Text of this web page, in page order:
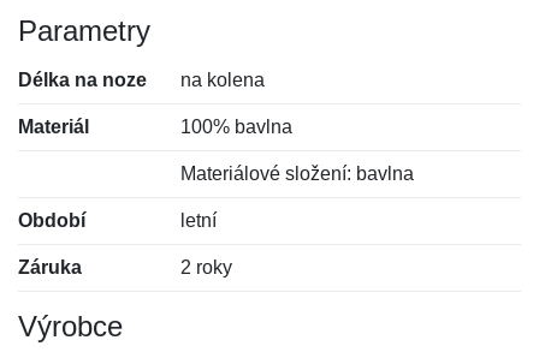
Parametry
Délka na noze na kolena
Materiál 100% bavlna
Materiálové složení: bavlna
Období letní
Záruka 2 roky
Výrobce